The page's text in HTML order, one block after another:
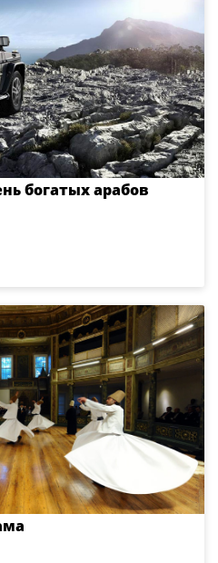
богатых арабов